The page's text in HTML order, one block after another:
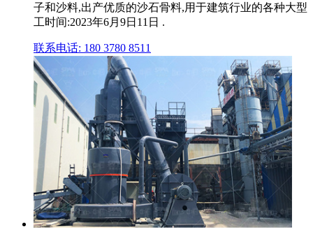
子和沙料,出产优质的沙石骨料,用于建筑行业的各种大型
工时间:2023年6月9日11日 .
联系电话: 180 3780 8511